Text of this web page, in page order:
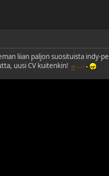
liian paljon suosituista
uusi CV kuitenkin!